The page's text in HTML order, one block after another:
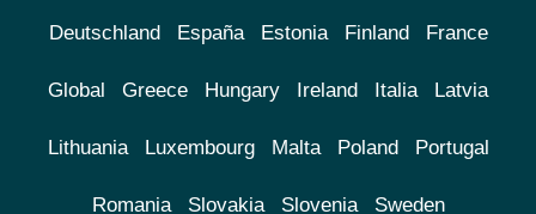
Deutschland España Estonia Finland France
Global Greece Hungary Ireland Italia Latvia
Lithuania Luxembourg Malta Poland Portugal
Romania Slovakia Slovenia Sweden